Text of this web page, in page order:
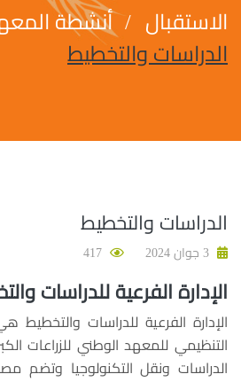
الاستقبال
أنشطة
الدراسات والتخطيط
الدراسات والتخطيط
الإدارة الفرعية للدراسات
الإدارة الفرعية للدراسات
التنظيمي للمعهد الوطني للزراعات
الدراسات ونقل التكنولوجيا وتضم